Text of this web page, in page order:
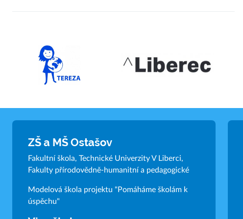
ZŠ a MŠ Ostašov
Fakultní škola, Technické Univerzity V Liberci,
Fakulty přírodovědně-humanitní a pedagogické
Modelová škola projektu "Pomáháme školám k
úspěchu"